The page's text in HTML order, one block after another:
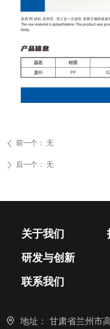
ꄴ 前一个： 无
ꄲ 后一个： 无
关于我们
研发与创新
联系我们
地址： 甘肃省兰州市